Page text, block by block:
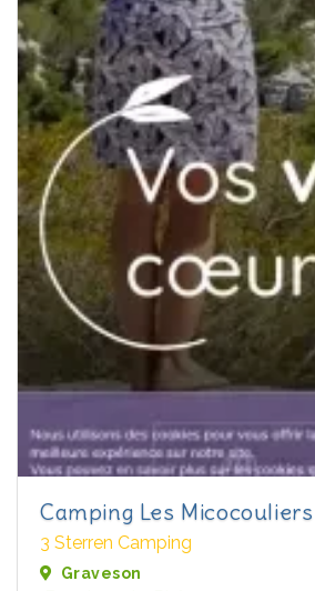
Camping Les Micocouliers
3 Sterren Camping
Graveson